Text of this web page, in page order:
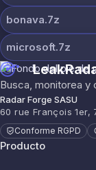
bonava.7z
microsoft.7z
Busca, monitorea y
Radar Forge SASU
60 rue François 1er,
Conforme RGPD
Producto